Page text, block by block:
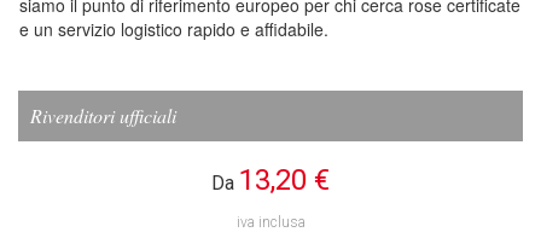
e un servizio logistico rapido e affidabile.
Rivenditori ufficiali
Da 13,20 €
iva inclusa